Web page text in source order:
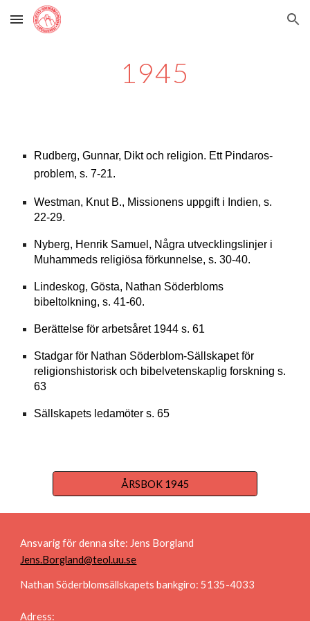
Skip to main content Skip to navigation
1945
Rudberg, Gunnar, Dikt och religion. Ett Pindaros-
problem, s. 7-21.
Westman, Knut B., Missionens uppgift i Indien, s.
22-29.
Nyberg, Henrik Samuel, Några utvecklingslinjer i
Muhammeds religiösa förkunnelse, s. 30-40.
Lindeskog, Gösta, Nathan Söderbloms
bibeltolkning, s. 41-60.
Berättelse för arbetsåret 1944 s. 61
Stadgar för Nathan Söderblom-Sällskapet för
religionshistorisk och bibelvetenskaplig forskning s.
63
Sällskapets ledamöter s. 65
ÅRSBOK 1945
Ansvarig för denna site: Jens Borgland
Jens.Borgland@teol.uu.se
Nathan Söderblomsällskapets bankgiro: 5135-4033
Adress: